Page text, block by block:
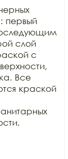
первый
слой
с
Все
краской